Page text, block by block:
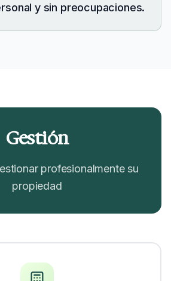
y sin preocupaciones.
Gestión
profesionalmente su
propiedad